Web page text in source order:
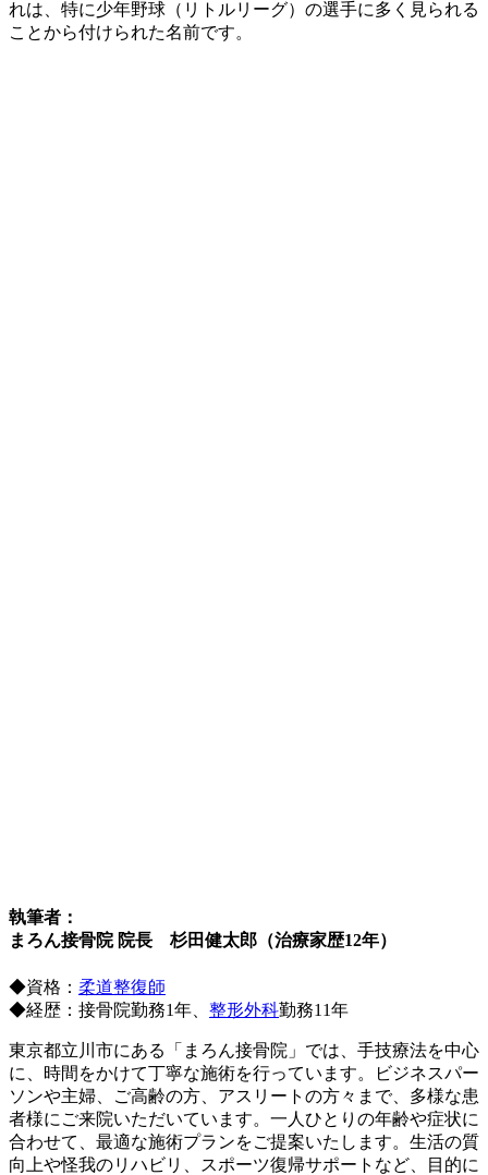
れは、特に少年野球（リトルリーグ）の選手に多く見られる
ことから付けられた名前です。
執筆者：
まろん接骨院 院長 杉田健太郎（治療家歴12年）
◆資格： 柔道整復師
◆経歴：接骨院勤務1年、 整形外科勤務11年
東京都立川市にある「まろん接骨院」では、手技療法を中心
に、時間をかけて丁寧な施術を行っています。ビジネスパー
ソンや主婦、ご高齢の方、アスリートの方々まで、多様な患
者様にご来院いただいています。一人ひとりの年齢や症状に
合わせて、最適な施術プランをご提案いたします。生活の質
向上や怪我のリハビリ、スポーツ復帰サポートなど、目的に